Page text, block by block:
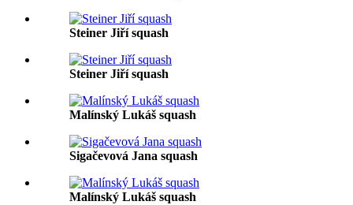
Steiner Jiří squash
Steiner Jiří squash
Malínský Lukáš squash
Sigačevová Jana squash
Malínský Lukáš squash